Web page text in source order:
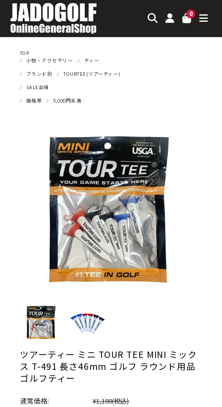
0
TOP
小物・アクセサリー
ティー
ブランド別
TOURTEE(ツアーティー)
SALE会場
価格帯
5,000円未満
ツアーティー ミニ TOUR TEE MINI ミック
ス T-491 長さ46mm ゴルフ ラウンド用品
ゴルフティー
通常価格: ¥1,100(税込)